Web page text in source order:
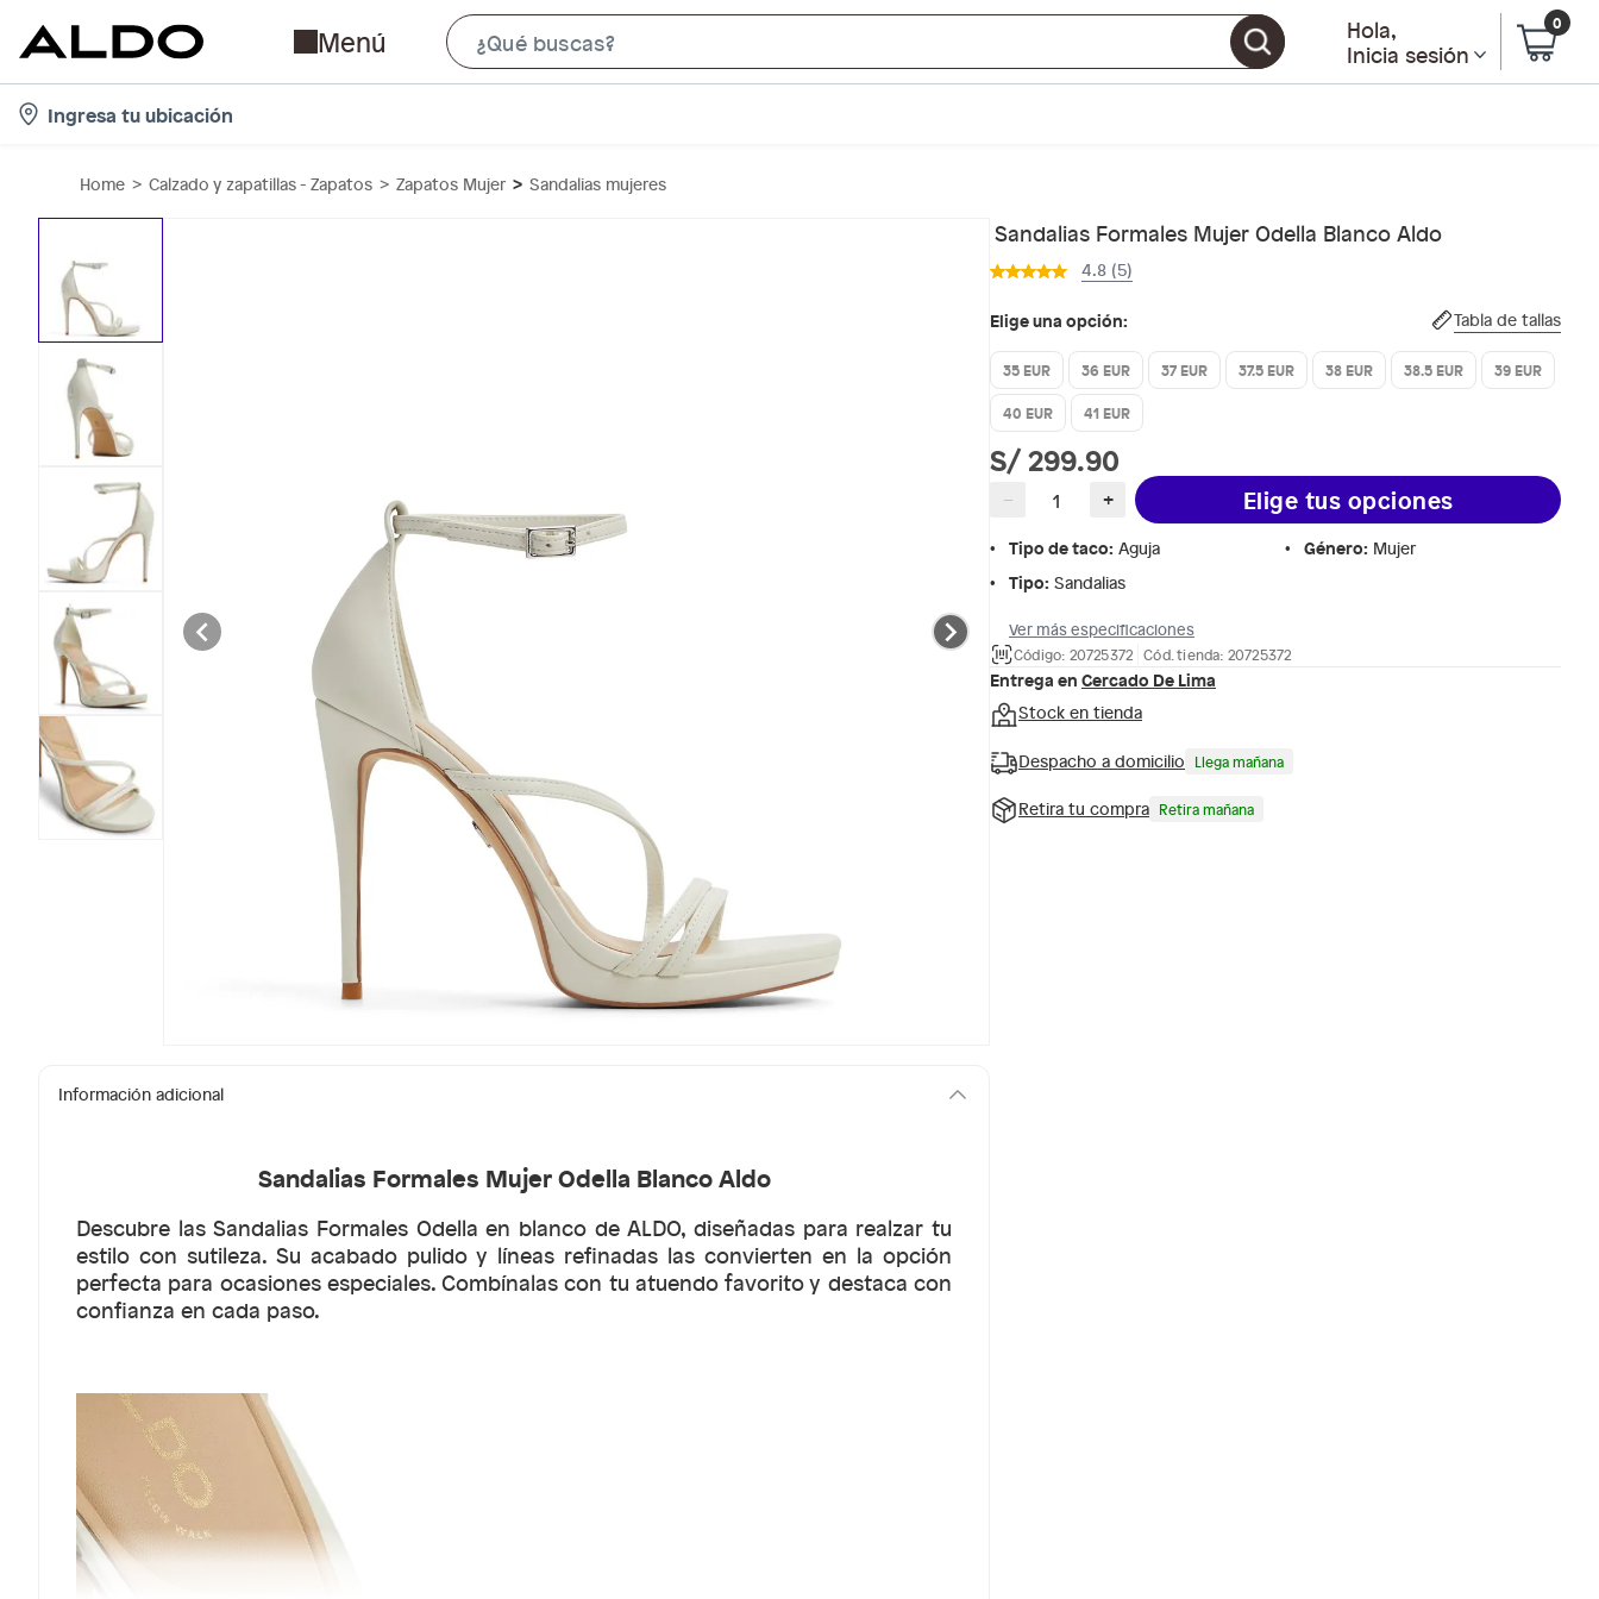
Menú
e
Hola,
Inicia sesión
0
Ingresa tu ubicación
Home Calzado y zapatillas - Zapatos Zapatos Mujer Sandalias mujeres
Información adicional
Sandalias Formales Mujer Odella Blanco Aldo
Descubre las Sandalias Formales Odella en blanco de ALDO, diseñadas para realzar tu
estilo con sutileza. Su acabado pulido y líneas refinadas las convierten en la opción
perfecta para ocasiones especiales. Combínalas con tu atuendo favorito y destaca con
confianza en cada paso.
Sandalias Formales Mujer Odella Blanco Aldo
4.8 (5)
Elige una opción: Tabla de tallas
35 EUR 36 EUR 37 EUR 37.5 EUR 38 EUR 38.5 EUR
39 EUR
40 EUR
41 EUR
S/ 299.90
− + Elige tus opciones
Tipo de taco: Aguja Género: Mujer
Tipo: Sandalias
Ver más especificaciones
Código: 20725372 Cód. tienda: 20725372
Entrega en Cercado De Lima
Stock en tienda
Despacho a domicilio Llega mañana
Retira tu compra Retira mañana